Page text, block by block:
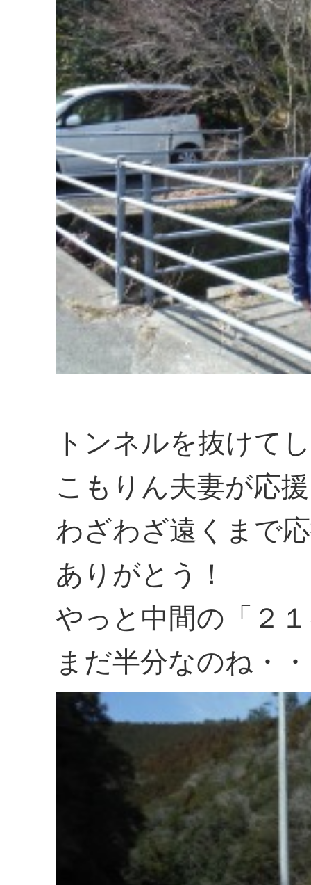
トンネルを抜けて
こもりん夫妻が応
わざわざ遠くまで
ありがとう！
やっと中間の「２
まだ半分なのね・